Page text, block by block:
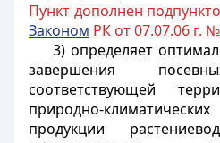
Пункт дополнен
Законом РК от 07.07.06 г.
3) определяет
завершения
соответствующей
природно-
продукции